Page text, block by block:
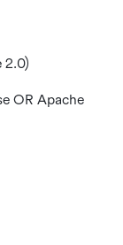
2.0)
OR Apache